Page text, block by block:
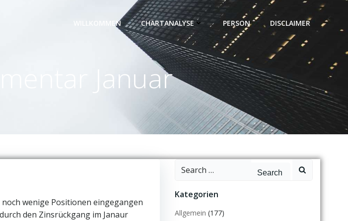
WILLKOMMEN CHARTANALYSE PERSON DISCLAIMER
Januar
wenige Positionen eingegangen
den Zinsrückgang im Janaur
Search
Kategorien
Allgemein (177)